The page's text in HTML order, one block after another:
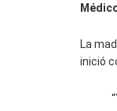
La
inició